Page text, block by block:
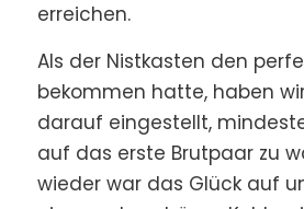
erreichen.
Als der Nistkasten den
bekommen hatte, haben
darauf eingestellt,
auf das erste Brutpaar zu
wieder war das Glück auf